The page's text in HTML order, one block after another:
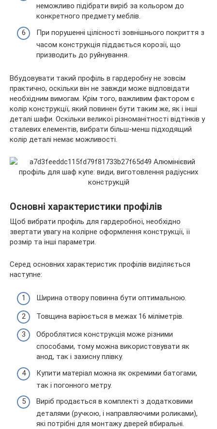
неможливо підібрати виріб за кольором до
конкретного предмету меблів.
При порушенні цілісності зовнішнього покриття з
часом конструкція піддається корозії, що
призводить до руйнування.
Вбудовувати такий профіль в гардеробну не зовсім
практично, оскільки він не завжди може відповідати
необхідним вимогам. Крім того, важливим фактором є
колір конструкції, який повинен бути таким же, як і інші
деталі шафи. Оскільки великої різноманітності відтінків у
сталевих елементів, вибрати більш-менш підходящий
колір деталі немає можливості.
Основні характеристики профілів
Щоб вибрати профіль для гардеробної, необхідно
звертати увагу на колірне оформлення конструкції, її
розмір та інші параметри.
Серед основних характеристик профілів виділяється
наступне:
Ширина отвору повинна бути оптимальною.
Товщина варіюється в межах 16 міліметрів.
Оброблятися конструкція може різними
способами, тому можна використовувати як
анод, так і захисну плівку.
Купити матеріал можна як окремими батогами,
так і погонного метру.
Виріб продається в комплекті з додатковими
деталями (ручкою, і направляючими роликами),
які потрібні для монтажу дверей вбиральні.